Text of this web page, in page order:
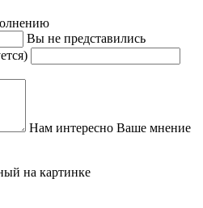
Вы не представились
Нам интересно Ваше мнение
на картинке